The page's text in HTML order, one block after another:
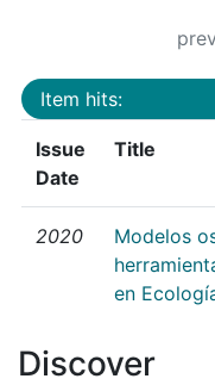
Item hits:
Issue
Date
Title
2020
Modelos
en
Discover